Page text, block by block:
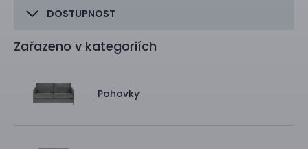
DOSTUPNOST
Zařazeno v kategoriích
Pohovky